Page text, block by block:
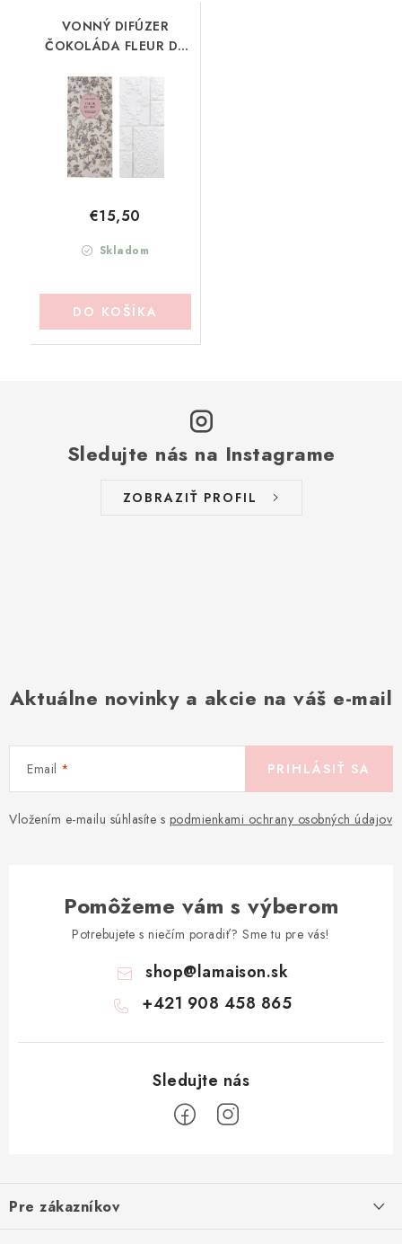
VONNÝ DIFÚZER
ČOKOLÁDA FLEUR DE
(TSAFT)
Skladom
€15,50
DO KOŠÍKA
Sledujte nás na Instagrame
ZOBRAZIŤ PROFIL
Aktuálne novinky a akcie na váš e-mail
Email
Vložením e-mailu súhlasíte s podmienkami ochrany osobných údajov
PRIHLÁSIŤ SA
Pomôžeme vám s výberom
Potrebujete s niečím poradiť? Sme tu pre vás!
shop@lamaison.sk
+421 908 458 865
pPre zákazníkov